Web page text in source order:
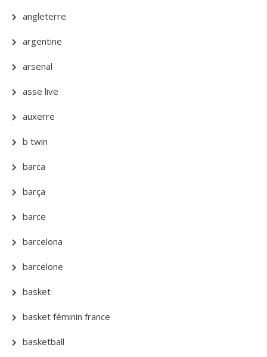
angleterre
argentine
arsenal
asse live
auxerre
b twin
barca
barça
barce
barcelona
barcelone
basket
basket féminin france
basketball